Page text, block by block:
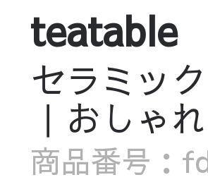
teatable
セラミッ
｜おしゃ
商品番号：